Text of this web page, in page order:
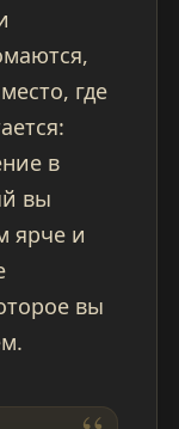
где
в
вы
ярче и
вы